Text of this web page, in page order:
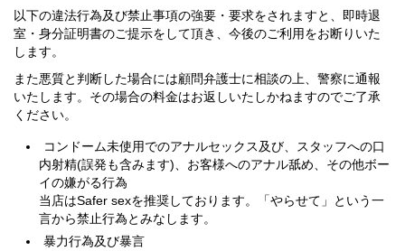
以下の違法行為及び禁止事項の強要・要求をされますと、即時退
室・身分証明書のご提示をして頂き、今後のご利用をお断りいた
します。
また悪質と判断した場合には顧問弁護士に相談の上、警察に通報
いたします。その場合の料金はお返しいたしかねますのでご了承
ください。
コンドーム未使用でのアナルセックス及び、スタッフへの口
内射精(誤発も含みます)、お客様へのアナル舐め、その他ボー
イの嫌がる行為
当店はSafer sexを推奨しております。「やらせて」という一
言から禁止行為とみなします。
暴力行為及び暴言